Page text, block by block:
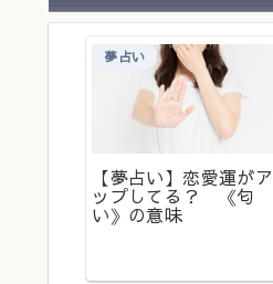
夢占い
【夢占い】恋愛運がア
ップしてる？ 《匂
い》の意味